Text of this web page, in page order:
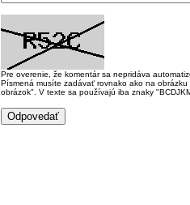
Pre overenie, že komentár sa nepridáva
Písmená musíte zadávať rovnako ako na
obrázok". V texte sa používajú iba znaky